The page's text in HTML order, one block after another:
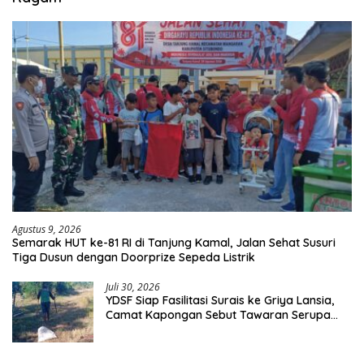
Agustus 9, 2026
Semarak HUT ke-81 RI di Tanjung Kamal, Jalan Sehat Susuri
Tiga Dusun dengan Doorprize Sepeda Listrik
Juli 30, 2026
YDSF Siap Fasilitasi Surais ke Griya Lansia,
Camat Kapongan Sebut Tawaran Serupa